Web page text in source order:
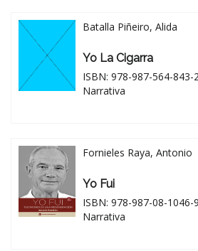
Batalla Piñeiro, Alida
Yo La Cigarra
ISBN: 978-987-564-843-
Narrativa
Fornieles Raya, Antonio
Yo Fui
ISBN: 978-987-08-1046-9
Narrativa